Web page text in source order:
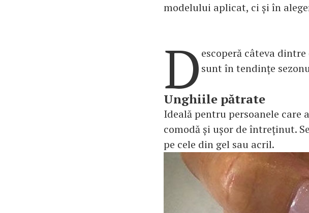
modelului aplicat, ci și în
D escoperă câteva
sunt în tendințe
Unghiile pătrate
Ideală pentru persoanele care
comodă și ușor de întreținut.
pe cele din gel sau acril.